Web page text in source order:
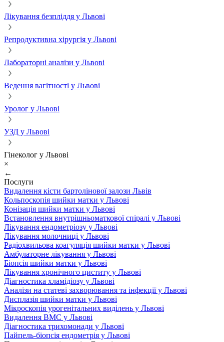
Лікування безпліддя у Львові
Репродуктивна хірургія у Львові
Лабораторні аналізи у Львові
Ведення вагітності у Львові
Уролог у Львові
УЗД у Львові
Гінеколог у Львові
×
←
Послуги
Видалення кісти бартолінової залози Львів
Кольпоскопія шийки матки у Львові
Конізація шийки матки у Львові
Встановлення внутрішньоматкової спіралі у Львові
Лікування ендометріозу у Львові
Лікування молочниці у Львові
Радіохвильова коагуляція шийки матки у Львові
Амбулаторне лікування у Львові
Біопсія шийки матки у Львові
Лікування хронічного циститу у Львові
Діагностика хламідіозу у Львові
Аналізи на статеві захворювання та інфекції у Львові
Дисплазія шийки матки у Львові
Мікроскопія урогенітальних виділень у Львові
Видалення ВМС у Львові
Діагностика трихомонади у Львові
Пайпель-біопсія ендометрія у Львові